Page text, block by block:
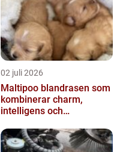
02 juli 2026
Maltipoo blandrasen som
kombinerar charm,
intelligens och